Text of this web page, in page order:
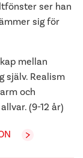
ser han
sig för
mellan
själv. Realism
och
(9-12 år)